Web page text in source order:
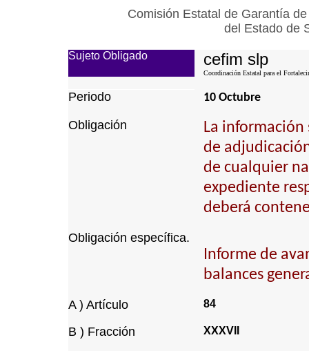
Comisión Estatal de Garantía
del Estado de
Sujeto Obligado cefim slp
Coordinación Estatal para el
Periodo 10 Octubre
Obligación
La
de
de cualquier
expediente
deberá
Obligación específica.
Informe de
balances
A ) Artículo 84
B ) Fracción XXXVII